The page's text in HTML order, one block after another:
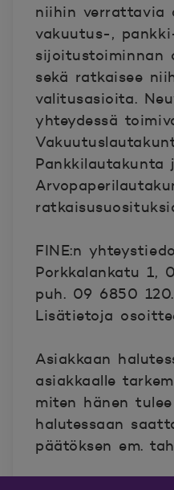
niihin verrattavia
vakuutus-,
sijoitustoiminnan
sekä ratkaisee
valitusasioita.
yhteydessä
Pankkilautakunta
FINE:n
Porkkalankatu 1,
puh. 09 6850 120.
Lisätietoja
Asiakkaan
asiakkaalle
miten hänen
halutessaan
päätöksen em.